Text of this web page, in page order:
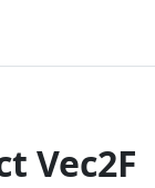
Vec2F